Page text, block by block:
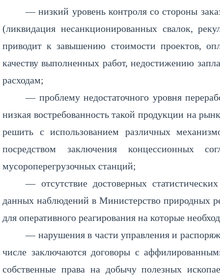
— низкий уровень контроля со стороны
(ликвидация несанкционированных свалок,
приводит к завышению стоимости проектов,
качеству выполненных работ, недостижению
расходам;
— проблему недостаточного уровня
низкая востребованность такой продукции на
решить с использованием различных
посредством заключения концессионных
мусороперегрузочных станций;
— отсутствие достоверных
данных наблюдений в Министерство природных
для оперативного реагирования на которые
— нарушения в части управления и
числе заключаются договоры с
собственные права на добычу полезных